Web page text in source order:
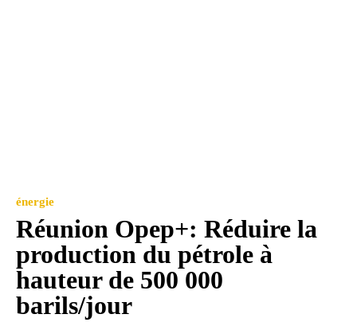
énergie
Réunion Opep+: Réduire la
production du pétrole à
hauteur de 500 000
barils/jour